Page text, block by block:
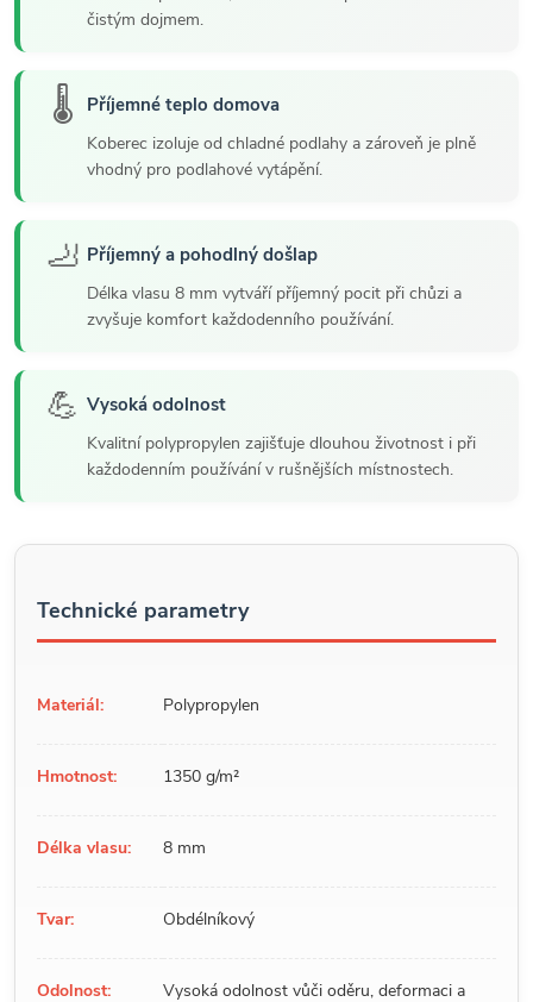
čistým dojmem.
🌡️ Příjemné teplo domova
Koberec izoluje od chladné podlahy a zároveň je plně
vhodný pro podlahové vytápění.
🦶 Příjemný a pohodlný došlap
Délka vlasu 8 mm vytváří příjemný pocit při chůzi a
zvyšuje komfort každodenního používání.
💪 Vysoká odolnost
Kvalitní polypropylen zajišťuje dlouhou životnost i při
každodenním používání v rušnějších místnostech.
Technické parametry
Materiál: Polypropylen
Hmotnost: 1350 g/m²
Délka vlasu: 8 mm
Tvar: Obdélníkový
Odolnost:
Vysoká odolnost vůči oděru, deformaci a